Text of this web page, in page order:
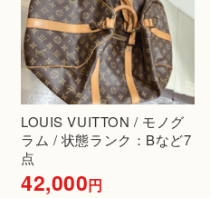
LOUIS VUITTON / モノグ
ラム / 状態ランク：Bなど7
点
42,000円